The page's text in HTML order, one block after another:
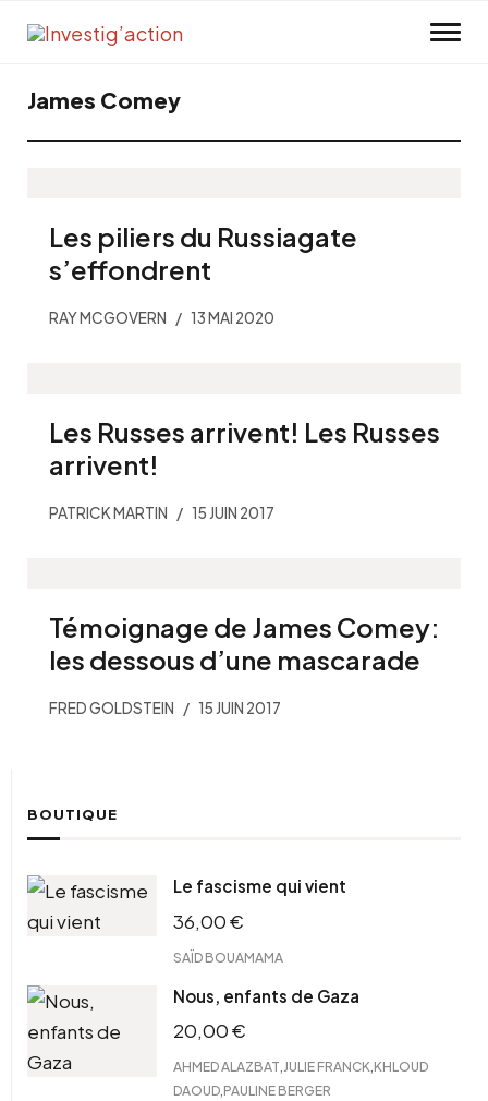
James Comey
Les piliers du Russiagate
s’effondrent
RAY MCGOVERN 13 MAI 2020
Les Russes arrivent! Les Russes
arrivent!
PATRICK MARTIN 15 JUIN 2017
Témoignage de James Comey:
les dessous d’une mascarade
FRED GOLDSTEIN 15 JUIN 2017
BOUTIQUE
Le fascisme qui vient
36,00€
SAÏD BOUAMAMA
Nous, enfants de Gaza
20,00€
AHMED ALAZBAT JULIE FRANCK KHLOUD
DAOUD PAULINE BERGER